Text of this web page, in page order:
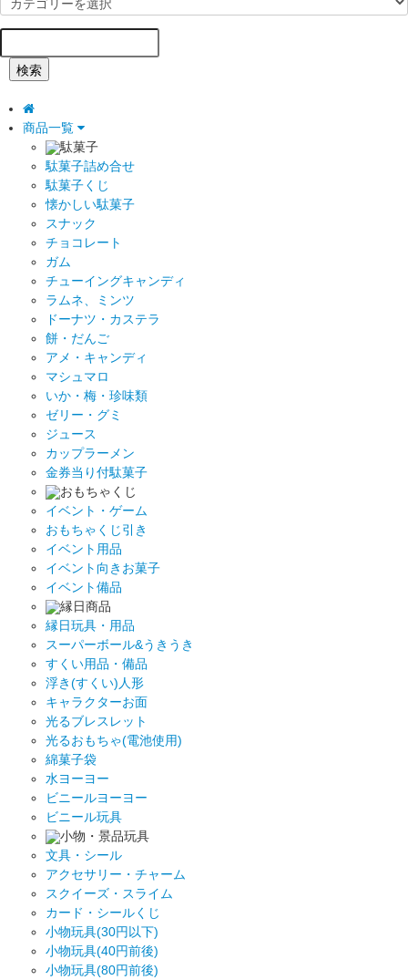
検索
商品一覧
駄菓子
駄菓子詰め合せ
駄菓子くじ
懐かしい駄菓子
スナック
チョコレート
ガム
チューイングキャンディ
ラムネ、ミンツ
ドーナツ・カステラ
餅・だんご
アメ・キャンディ
マシュマロ
いか・梅・珍味類
ゼリー・グミ
ジュース
カップラーメン
金券当り付駄菓子
おもちゃくじ
イベント・ゲーム
おもちゃくじ引き
イベント用品
イベント向きお菓子
イベント備品
縁日商品
縁日玩具・用品
スーパーボール&うきうき
すくい用品・備品
浮き(すくい)人形
キャラクターお面
光るブレスレット
光るおもちゃ(電池使用)
綿菓子袋
水ヨーヨー
ビニールヨーヨー
ビニール玩具
小物・景品玩具
文具・シール
アクセサリー・チャーム
スクイーズ・スライム
カード・シールくじ
小物玩具(30円以下)
小物玩具(40円前後)
小物玩具(80円前後)